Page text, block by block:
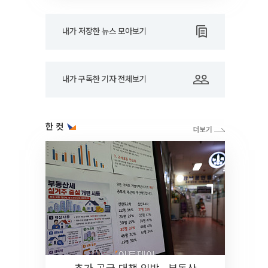
내가 저장한 뉴스 모아보기
내가 구독한 기자 전체보기
한 컷